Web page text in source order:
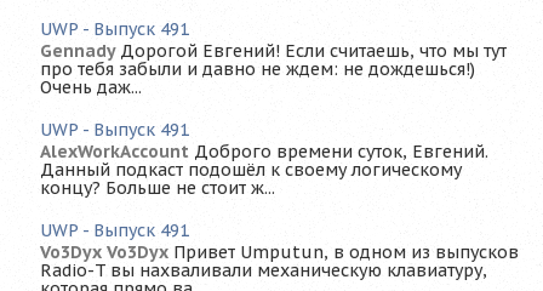
UWP - Выпуск 491
Gennady Дорогой Евгений! Если считаешь, что мы тут
про тебя забыли и давно не ждем: не дождешься!)
Очень даж...
UWP - Выпуск 491
AlexWorkAccount Доброго времени суток, Евгений.
Данный подкаст подошёл к своему логическому
концу? Больше не стоит ж...
UWP - Выпуск 491
Vo3Dyx Vo3Dyx Привет Umputun, в одном из выпусков
Radio-T вы нахваливали механическую клавиатуру,